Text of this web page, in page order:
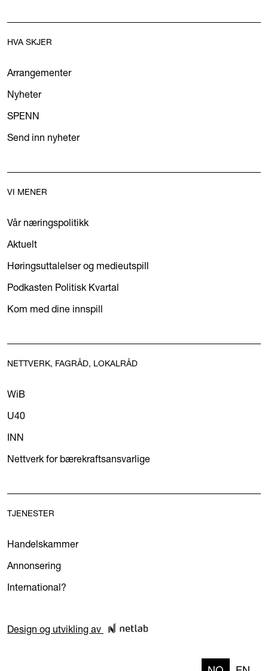
HVA SKJER
Arrangementer
Nyheter
SPENN
Send inn nyheter
VI MENER
Vår næringspolitikk
Aktuelt
Høringsuttalelser og medieutspill
Podkasten Politisk Kvartal
Kom med dine innspill
NETTVERK, FAGRÅD, LOKALRÅD
WiB
U40
INN
Nettverk for bærekraftsansvarlige
TJENESTER
Handelskammer
Annonsering
International?
Design og utvikling av